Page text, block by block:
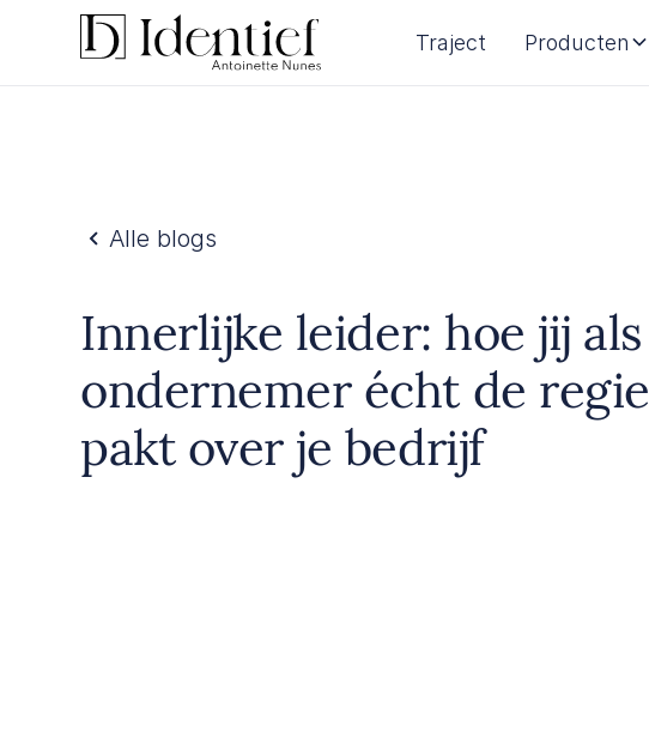
Traject Producten
Alle blogs
Innerlijke leider: hoe jij als
ondernemer écht de regie
pakt over je bedrijf